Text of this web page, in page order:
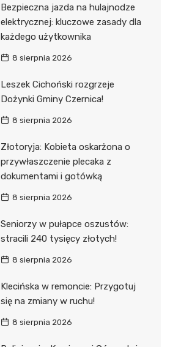
Bezpieczna jazda na hulajnodze
elektrycznej: kluczowe zasady dla
każdego użytkownika
8 sierpnia 2026
Leszek Cichoński rozgrzeje
Dożynki Gminy Czernica!
8 sierpnia 2026
Złotoryja: Kobieta oskarżona o
przywłaszczenie plecaka z
dokumentami i gotówką
8 sierpnia 2026
Seniorzy w pułapce oszustów:
stracili 240 tysięcy złotych!
8 sierpnia 2026
Klecińska w remoncie: Przygotuj
się na zmiany w ruchu!
8 sierpnia 2026